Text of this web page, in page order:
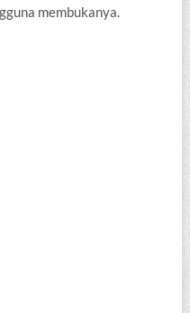
membukanya.